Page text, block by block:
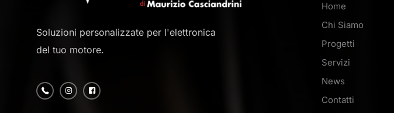
Soluzioni personalizzate per l'elettronica
del tuo motore.
Home
Chi Siamo
Progetti
Servizi
News
Contatti